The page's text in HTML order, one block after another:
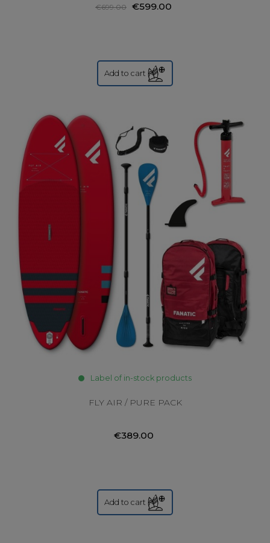
€699.00 €599.00
Add to cart
Label of in-stock products
FLY AIR / PURE PACK
€389.00
Add to cart